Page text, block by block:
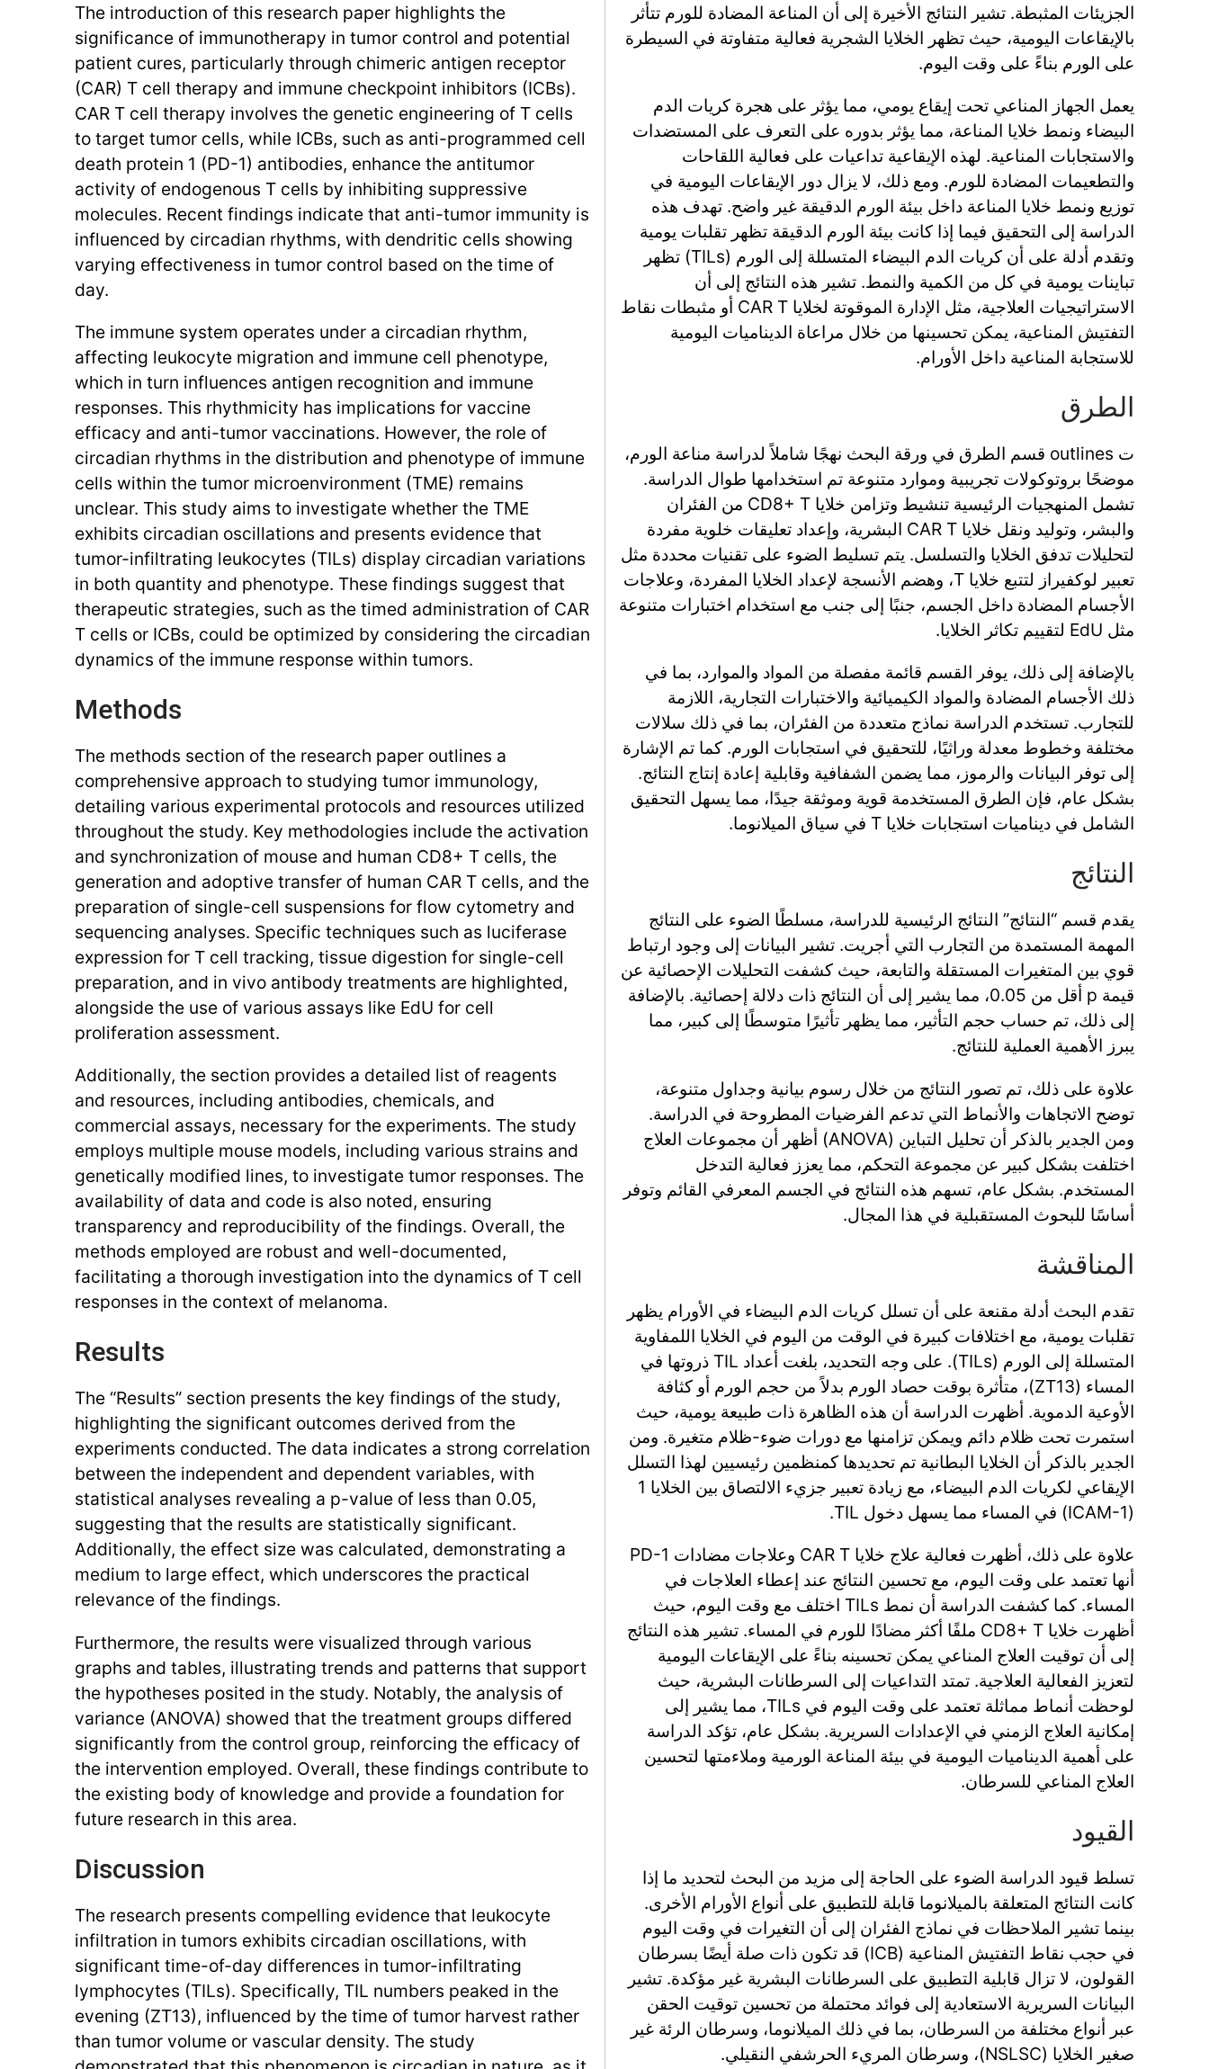
الجزيئات المثبطة. تشير النتائج الأخيرة إلى أن المناعة المضادة للورم تتأثر
بالإيقاعات اليومية، حيث تظهر الخلايا الشجرية فعالية متفاوتة في السيطرة
على الورم بناءً على وقت اليوم.
يعمل الجهاز المناعي تحت إيقاع يومي، مما يؤثر على هجرة كريات الدم
البيضاء ونمط خلايا المناعة، مما يؤثر بدوره على التعرف على المستضدات
والاستجابات المناعية. لهذه الإيقاعية تداعيات على فعالية اللقاحات
والتطعيمات المضادة للورم. ومع ذلك، لا يزال دور الإيقاعات اليومية في
توزيع ونمط خلايا المناعة داخل بيئة الورم الدقيقة غير واضح. تهدف هذه
الدراسة إلى التحقيق فيما إذا كانت بيئة الورم الدقيقة تظهر تقلبات يومية
وتقدم أدلة على أن كريات الدم البيضاء المتسللة إلى الورم (TILs) تظهر
تباينات يومية في كل من الكمية والنمط. تشير هذه النتائج إلى أن
الاستراتيجيات العلاجية، مثل الإدارة الموقوتة لخلايا CAR T أو مثبطات نقاط
التفتيش المناعية، يمكن تحسينها من خلال مراعاة الديناميات اليومية
للاستجابة المناعية داخل الأورام.
الطرق
ت outlines قسم الطرق في ورقة البحث نهجًا شاملاً لدراسة مناعة الورم،
موضحًا بروتوكولات تجريبية وموارد متنوعة تم استخدامها طوال الدراسة.
تشمل المنهجيات الرئيسية تنشيط وتزامن خلايا CD8+ T من الفئران
والبشر، وتوليد ونقل خلايا CAR T البشرية، وإعداد تعليقات خلوية مفردة
لتحليلات تدفق الخلايا والتسلسل. يتم تسليط الضوء على تقنيات محددة مثل
تعبير لوكفيراز لتتبع خلايا T، وهضم الأنسجة لإعداد الخلايا المفردة، وعلاجات
الأجسام المضادة داخل الجسم، جنبًا إلى جنب مع استخدام اختبارات متنوعة
مثل EdU لتقييم تكاثر الخلايا.
بالإضافة إلى ذلك، يوفر القسم قائمة مفصلة من المواد والموارد، بما في
ذلك الأجسام المضادة والمواد الكيميائية والاختبارات التجارية، اللازمة
للتجارب. تستخدم الدراسة نماذج متعددة من الفئران، بما في ذلك سلالات
مختلفة وخطوط معدلة وراثيًا، للتحقيق في استجابات الورم. كما تم الإشارة
إلى توفر البيانات والرموز، مما يضمن الشفافية وقابلية إعادة إنتاج النتائج.
بشكل عام، فإن الطرق المستخدمة قوية وموثقة جيدًا، مما يسهل التحقيق
الشامل في ديناميات استجابات خلايا T في سياق الميلانوما.
النتائج
يقدم قسم “النتائج” النتائج الرئيسية للدراسة، مسلطًا الضوء على النتائج
المهمة المستمدة من التجارب التي أجريت. تشير البيانات إلى وجود ارتباط
قوي بين المتغيرات المستقلة والتابعة، حيث كشفت التحليلات الإحصائية عن
قيمة p أقل من 0.05، مما يشير إلى أن النتائج ذات دلالة إحصائية. بالإضافة
إلى ذلك، تم حساب حجم التأثير، مما يظهر تأثيرًا متوسطًا إلى كبير، مما
يبرز الأهمية العملية للنتائج.
علاوة على ذلك، تم تصور النتائج من خلال رسوم بيانية وجداول متنوعة،
توضح الاتجاهات والأنماط التي تدعم الفرضيات المطروحة في الدراسة.
ومن الجدير بالذكر أن تحليل التباين (ANOVA) أظهر أن مجموعات العلاج
اختلفت بشكل كبير عن مجموعة التحكم، مما يعزز فعالية التدخل
المستخدم. بشكل عام، تسهم هذه النتائج في الجسم المعرفي القائم وتوفر
أساسًا للبحوث المستقبلية في هذا المجال.
المناقشة
تقدم البحث أدلة مقنعة على أن تسلل كريات الدم البيضاء في الأورام يظهر
تقلبات يومية، مع اختلافات كبيرة في الوقت من اليوم في الخلايا اللمفاوية
المتسللة إلى الورم (TILs). على وجه التحديد، بلغت أعداد TIL ذروتها في
المساء (ZT13)، متأثرة بوقت حصاد الورم بدلاً من حجم الورم أو كثافة
الأوعية الدموية. أظهرت الدراسة أن هذه الظاهرة ذات طبيعة يومية، حيث
استمرت تحت ظلام دائم ويمكن تزامنها مع دورات ضوء-ظلام متغيرة. ومن
الجدير بالذكر أن الخلايا البطانية تم تحديدها كمنظمين رئيسيين لهذا التسلل
الإيقاعي لكريات الدم البيضاء، مع زيادة تعبير جزيء الالتصاق بين الخلايا 1
(ICAM-1) في المساء مما يسهل دخول TIL.
علاوة على ذلك، أظهرت فعالية علاج خلايا CAR T وعلاجات مضادات PD-1
أنها تعتمد على وقت اليوم، مع تحسين النتائج عند إعطاء العلاجات في
المساء. كما كشفت الدراسة أن نمط TILs اختلف مع وقت اليوم، حيث
أظهرت خلايا CD8+ T ملفًا أكثر مضادًا للورم في المساء. تشير هذه النتائج
إلى أن توقيت العلاج المناعي يمكن تحسينه بناءً على الإيقاعات اليومية
لتعزيز الفعالية العلاجية. تمتد التداعيات إلى السرطانات البشرية، حيث
لوحظت أنماط مماثلة تعتمد على وقت اليوم في TILs، مما يشير إلى
إمكانية العلاج الزمني في الإعدادات السريرية. بشكل عام، تؤكد الدراسة
على أهمية الديناميات اليومية في بيئة المناعة الورمية وملاءمتها لتحسين
العلاج المناعي للسرطان.
القيود
تسلط قيود الدراسة الضوء على الحاجة إلى مزيد من البحث لتحديد ما إذا
كانت النتائج المتعلقة بالميلانوما قابلة للتطبيق على أنواع الأورام الأخرى.
بينما تشير الملاحظات في نماذج الفئران إلى أن التغيرات في وقت اليوم
في حجب نقاط التفتيش المناعية (ICB) قد تكون ذات صلة أيضًا بسرطان
القولون، لا تزال قابلية التطبيق على السرطانات البشرية غير مؤكدة. تشير
البيانات السريرية الاستعادية إلى فوائد محتملة من تحسين توقيت الحقن
عبر أنواع مختلفة من السرطان، بما في ذلك الميلانوما، وسرطان الرئة غير
صغير الخلايا (NSLSC)، وسرطان المريء الحرشفي النقيلي.
The introduction of this research paper highlights the
significance of immunotherapy in tumor control and potential
patient cures, particularly through chimeric antigen receptor
(CAR) T cell therapy and immune checkpoint inhibitors (ICBs).
CAR T cell therapy involves the genetic engineering of T cells
to target tumor cells, while ICBs, such as anti-programmed cell
death protein 1 (PD-1) antibodies, enhance the antitumor
activity of endogenous T cells by inhibiting suppressive
molecules. Recent findings indicate that anti-tumor immunity is
influenced by circadian rhythms, with dendritic cells showing
varying effectiveness in tumor control based on the time of
day.
The immune system operates under a circadian rhythm,
affecting leukocyte migration and immune cell phenotype,
which in turn influences antigen recognition and immune
responses. This rhythmicity has implications for vaccine
efficacy and anti-tumor vaccinations. However, the role of
circadian rhythms in the distribution and phenotype of immune
cells within the tumor microenvironment (TME) remains
unclear. This study aims to investigate whether the TME
exhibits circadian oscillations and presents evidence that
tumor-infiltrating leukocytes (TILs) display circadian variations
in both quantity and phenotype. These findings suggest that
therapeutic strategies, such as the timed administration of CAR
T cells or ICBs, could be optimized by considering the circadian
dynamics of the immune response within tumors.
Methods
The methods section of the research paper outlines a
comprehensive approach to studying tumor immunology,
detailing various experimental protocols and resources utilized
throughout the study. Key methodologies include the activation
and synchronization of mouse and human CD8+ T cells, the
generation and adoptive transfer of human CAR T cells, and the
preparation of single-cell suspensions for flow cytometry and
sequencing analyses. Specific techniques such as luciferase
expression for T cell tracking, tissue digestion for single-cell
preparation, and in vivo antibody treatments are highlighted,
alongside the use of various assays like EdU for cell
proliferation assessment.
Additionally, the section provides a detailed list of reagents
and resources, including antibodies, chemicals, and
commercial assays, necessary for the experiments. The study
employs multiple mouse models, including various strains and
genetically modified lines, to investigate tumor responses. The
availability of data and code is also noted, ensuring
transparency and reproducibility of the findings. Overall, the
methods employed are robust and well-documented,
facilitating a thorough investigation into the dynamics of T cell
responses in the context of melanoma.
Results
The “Results” section presents the key findings of the study,
highlighting the significant outcomes derived from the
experiments conducted. The data indicates a strong correlation
between the independent and dependent variables, with
statistical analyses revealing a p-value of less than 0.05,
suggesting that the results are statistically significant.
Additionally, the effect size was calculated, demonstrating a
medium to large effect, which underscores the practical
relevance of the findings.
Furthermore, the results were visualized through various
graphs and tables, illustrating trends and patterns that support
the hypotheses posited in the study. Notably, the analysis of
variance (ANOVA) showed that the treatment groups differed
significantly from the control group, reinforcing the efficacy of
the intervention employed. Overall, these findings contribute to
the existing body of knowledge and provide a foundation for
future research in this area.
Discussion
The research presents compelling evidence that leukocyte
infiltration in tumors exhibits circadian oscillations, with
significant time-of-day differences in tumor-infiltrating
lymphocytes (TILs). Specifically, TIL numbers peaked in the
evening (ZT13), influenced by the time of tumor harvest rather
than tumor volume or vascular density. The study